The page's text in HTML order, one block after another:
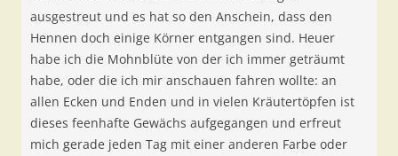
ausgestreut und es hat so den Anschein, dass den
Hennen doch einige Körner entgangen sind. Heuer
habe ich die Mohnblüte von der ich immer geträumt
habe, oder die ich mir anschauen fahren wollte: an
allen Ecken und Enden und in vielen Kräutertöpfen ist
dieses feenhafte Gewächs aufgegangen und erfreut
mich gerade jeden Tag mit einer anderen Farbe oder